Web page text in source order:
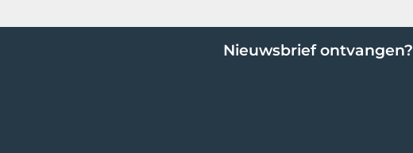
Nieuwsbrief ontvangen?